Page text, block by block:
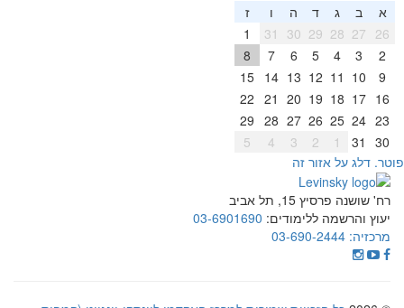
א ב ג ד ה
ז
26
27
28
29
30
31
2
3
4
5
6
7
8
9
10
11
12
13
14
15
16
17
18
19
20
21
22
23
24
25
26
27
28
29
30
31
2
3
4
5
דלג על אזור זה
רח' שושנה פרסיץ 15, תל אביב
יעוץ והרשמה ללימודים: 03-6901690
מרכזיה: 03-690-2444